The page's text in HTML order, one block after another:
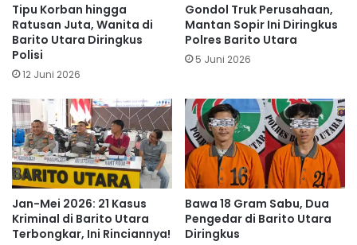
Tipu Korban hingga
Ratusan Juta, Wanita di
Barito Utara Diringkus
Polisi
12 Juni 2026
Gondol Truk Perusahaan,
Mantan Sopir Ini Diringkus
Polres Barito Utara
5 Juni 2026
Jan-Mei 2026: 21 Kasus
Kriminal di Barito Utara
Terbongkar, Ini Rinciannya!
Bawa 18 Gram Sabu, Dua
Pengedar di Barito Utara
Diringkus